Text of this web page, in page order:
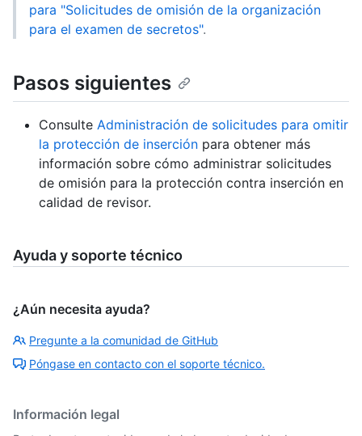
para "Solicitudes de omisión de la organización
para el examen de secretos".
Pasos siguientes
Consulte Administración de solicitudes para omitir
la protección de inserción para obtener más
información sobre cómo administrar solicitudes
de omisión para la protección contra inserción en
calidad de revisor.
Ayuda y soporte técnico
¿Aún necesita ayuda?
Pregunte a la comunidad de GitHub
Póngase en contacto con el soporte técnico.
Información legal